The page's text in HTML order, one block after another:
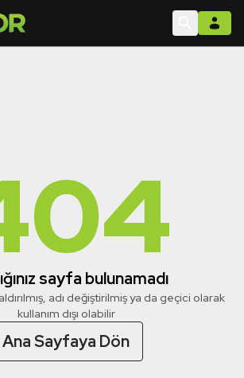
sayfa bulunamadı
adı değiştirilmiş ya da geçici olarak
kullanım dışı olabilir
Ana Sayfaya Dön